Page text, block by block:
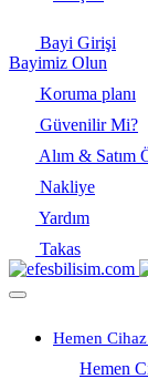
Bayi Girişi
Bayimiz Olun
Koruma planı
Güvenilir Mi?
Alım & Satım
Nakliye
Yardım
Takas
Hemen
Hemen